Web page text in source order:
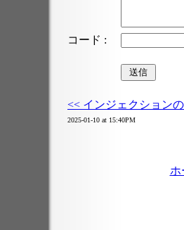
コード :
<< インジェクション
2025-01-10 at 15:40PM
ホ